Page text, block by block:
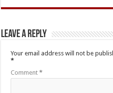
Leave a Reply
Your email address will not be
*
Comment*